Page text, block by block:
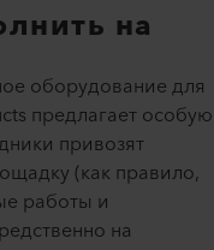
на
оборудование для
предлагает особую
привозят
(как правило,
работы и
на